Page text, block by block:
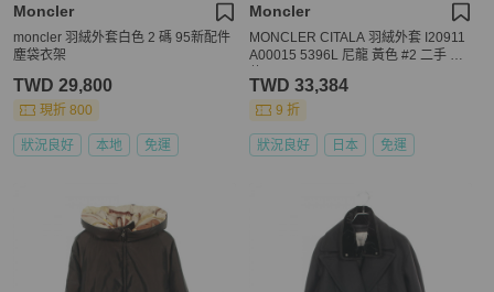
Moncler
moncler 羽絨外套白色 2 碼 95新配件
塵袋衣架
TWD 29,800
現折 800
狀況良好 本地 免運
Moncler
MONCLER CITALA 羽絨外套 I20911
A00015 5396L 尼龍 黃色 #2 二手 男
TWD 33,384
9 折
狀況良好 日本 免運